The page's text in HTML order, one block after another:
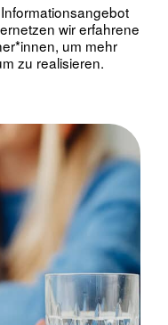
wir erfahrene
um mehr
zu realisieren.